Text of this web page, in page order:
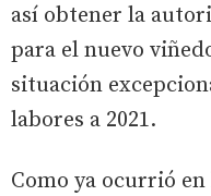
así obtener la
para el nuevo
situación
labores a 2021.
Como ya ocurrió